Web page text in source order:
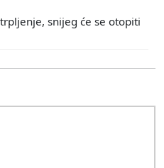
snijeg će se otopiti